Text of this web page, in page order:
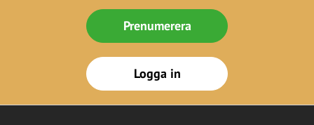
Prenumerera
Logga in